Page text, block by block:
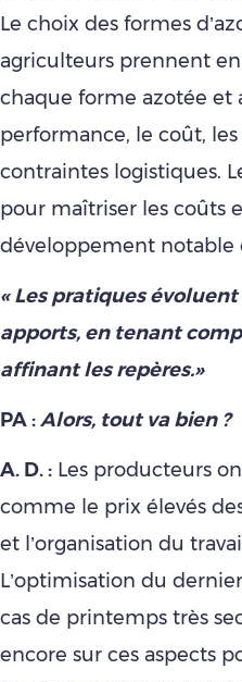
Le choix des formes
agriculteurs prennent
chaque forme azotée et
performance, le coût,
contraintes logistiques.
pour maîtriser les coûts
développement notable
« Les pratiques
apports, en tenant
affinant les repères.»
PA :Alors, tout va bien ?
A. D. : Les producteurs
comme le prix élevés
et l’organisation du
L’optimisation du
cas de printemps très
encore sur ces aspects